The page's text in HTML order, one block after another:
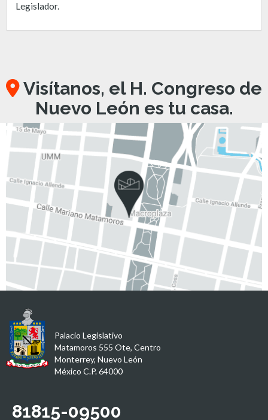
Legislador.
Visítanos, el H. Congreso de
Nuevo León es tu casa.
Palacio Legislativo
Matamoros 555 Ote, Centro
Monterrey, Nuevo León
México C.P. 64000
81815-09500